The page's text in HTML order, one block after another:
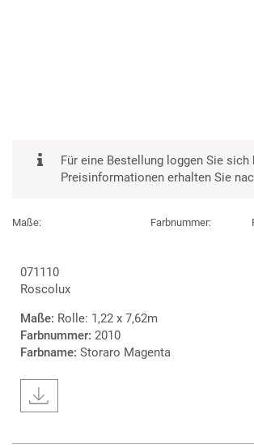
Für eine Bestellung loggen Sie sich
Preisinformationen erhalten Sie
Maße: Farbnummer:
071110
Roscolux
Maße: Rolle: 1,22 x 7,62m
Farbnummer: 2010
Farbname: Storaro Magenta